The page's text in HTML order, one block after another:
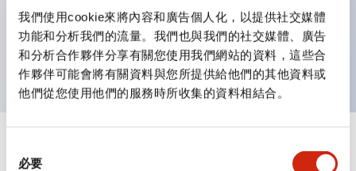
我們使用cookie來將內容和廣告個人化，以提供社交媒體
功能和分析我們的流量。我們也與我們的社交媒體、廣告
和分析合作夥伴分享有關您使用我們網站的資料，這些合
作夥伴可能會將有關資料與您所提供給他們的其他資料或
他們從您使用他們的服務時所收集的資料相結合。
必要
為密閉型）
UL、CSA認證品及符合EN標準品。（蜂鳴器除外）
規格 顯示全部+